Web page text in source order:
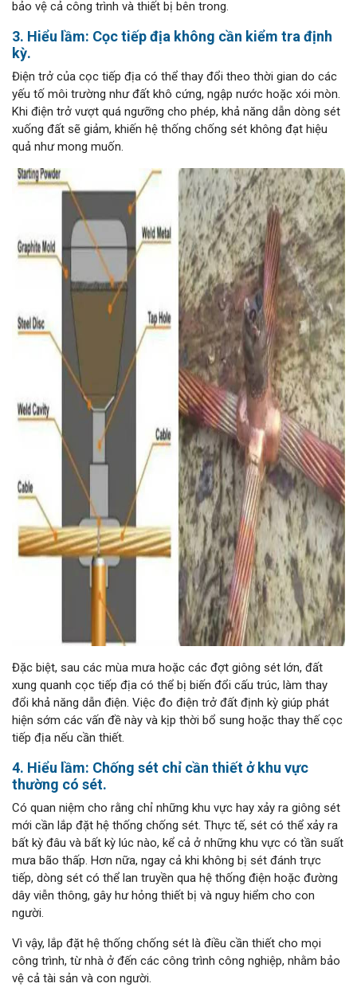
bảo vệ cả công trình và thiết bị bên trong.
3. Hiểu lầm: Cọc tiếp địa không cần kiểm tra định
kỳ.
Điện trở của cọc tiếp địa có thể thay đổi theo thời gian do các
yếu tố môi trường như đất khô cứng, ngập nước hoặc xói mòn.
Khi điện trở vượt quá ngưỡng cho phép, khả năng dẫn dòng sét
xuống đất sẽ giảm, khiến hệ thống chống sét không đạt hiệu
quả như mong muốn.
Đặc biệt, sau các mùa mưa hoặc các đợt giông sét lớn, đất
xung quanh cọc tiếp địa có thể bị biến đổi cấu trúc, làm thay
đổi khả năng dẫn điện. Việc đo điện trở đất định kỳ giúp phát
hiện sớm các vấn đề này và kịp thời bổ sung hoặc thay thế cọc
tiếp địa nếu cần thiết.
4. Hiểu lầm: Chống sét chỉ cần thiết ở khu vực
thường có sét.
Có quan niệm cho rằng chỉ những khu vực hay xảy ra giông sét
mới cần lắp đặt hệ thống chống sét. Thực tế, sét có thể xảy ra
bất kỳ đâu và bất kỳ lúc nào, kể cả ở những khu vực có tần suất
mưa bão thấp. Hơn nữa, ngay cả khi không bị sét đánh trực
tiếp, dòng sét có thể lan truyền qua hệ thống điện hoặc đường
dây viễn thông, gây hư hỏng thiết bị và nguy hiểm cho con
người.
Vì vậy, lắp đặt hệ thống chống sét là điều cần thiết cho mọi
công trình, từ nhà ở đến các công trình công nghiệp, nhằm bảo
vệ cả tài sản và con người.